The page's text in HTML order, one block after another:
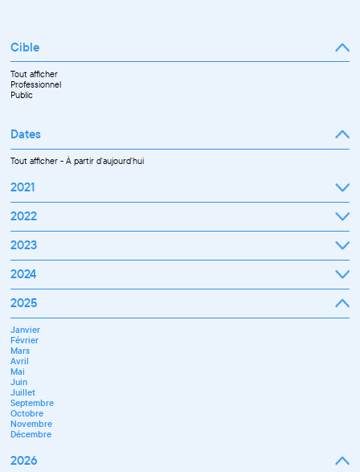
Cible
Tout afficher
Professionnel
Public
Dates
Tout afficher-À partir d'aujourd'hui
2021
Septembre
Novembre
Décembre
2022
Janvier
Mars
Avril
Juillet
Septembre
Octobre
Novembre
Décembre
2023
Janvier
Mars
Avril
Juin
Septembre
Octobre
Novembre
Décembre
2024
Janvier
Mars
Avril
Mai
Juin
Juillet
Septembre
Novembre
Décembre
2025
Janvier
Février
Mars
Avril
Mai
Juin
Juillet
Septembre
Octobre
Novembre
Décembre
2026